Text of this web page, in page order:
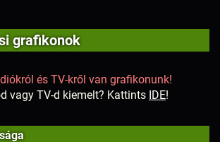
grafikonok
és TV-kről van grafikonunk!
vagy TV-d kiemelt? Kattints IDE!